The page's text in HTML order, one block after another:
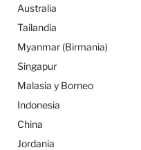
Australia
Tailandia
Myanmar (Birmania)
Singapur
Malasia y Borneo
Indonesia
China
Jordania